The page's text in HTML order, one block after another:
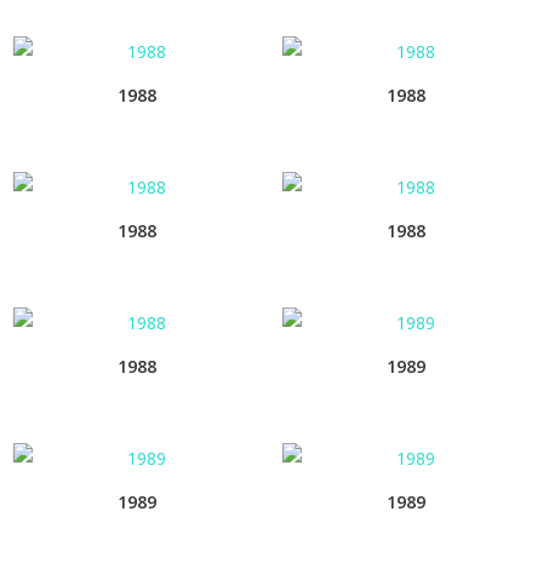
1988 1988
1988 1988
1988 1989
1989 1989